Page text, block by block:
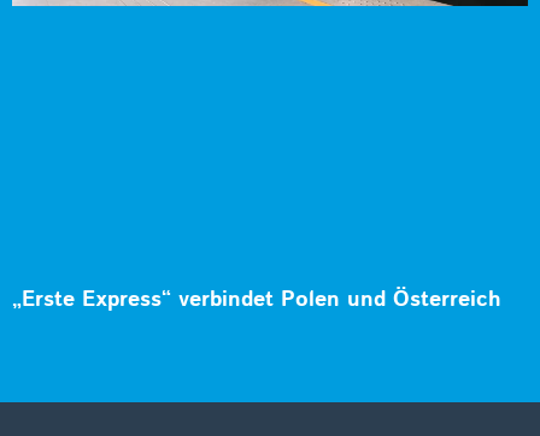
„Erste Express“ verbindet Polen und Österreich